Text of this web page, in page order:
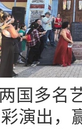
国多名
演出，